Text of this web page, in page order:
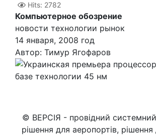
Hits: 2782
Компьютерное обозрение
новости технологии рынок
14 января, 2008 год
Автор: Тимур Ягофаров
© ВЕРСІЯ - провідний системний
рішення для аеропортів,